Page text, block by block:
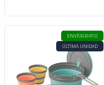
ENVÍOGRATIS
ÚLTIMA UNIDAD